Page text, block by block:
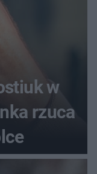
w
rzuca